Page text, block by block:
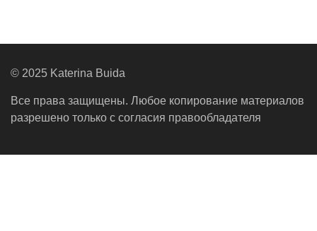
© 2025 Katerina Buida
Все права защищены. Любое копирование материалов
разрешено только с согласия правообладателя